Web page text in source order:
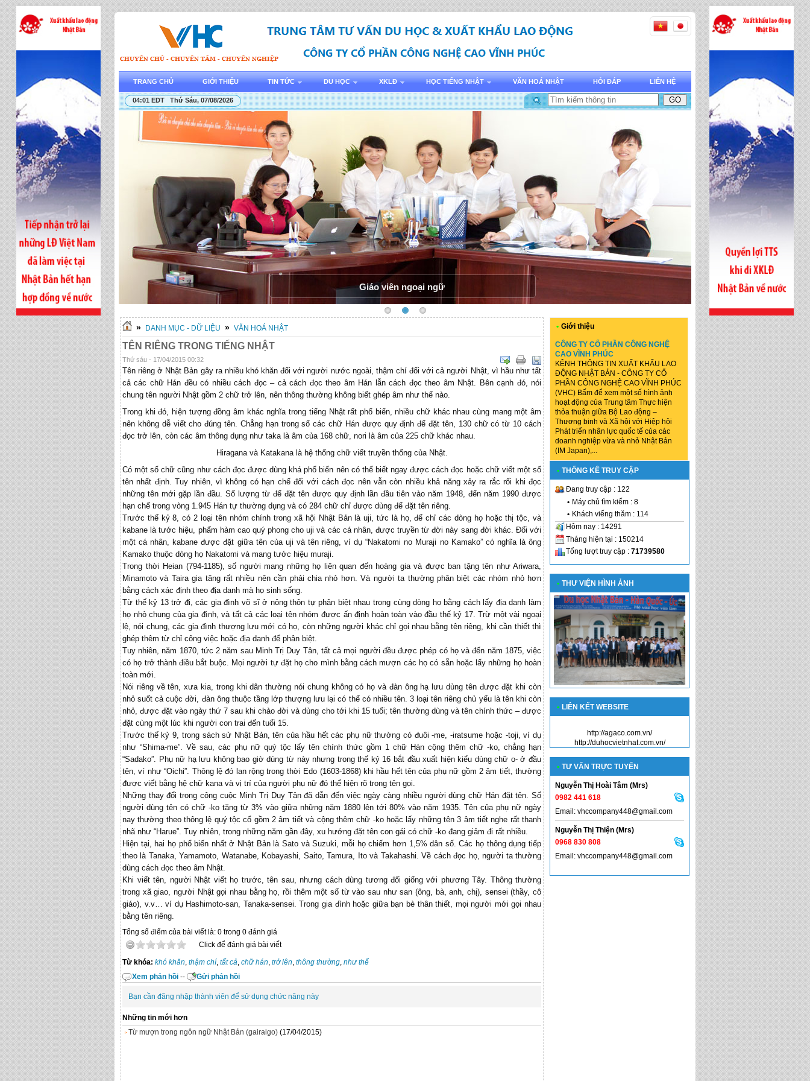
TRANG CHỦ GIỚI THIỆU TIN TỨC DU HỌC XKLĐ HỌC TIẾNG NHẬT VĂN HOÁ NHẬT HỎI ĐÁP LIÊN HỆ
04:01 EDT Thứ Sáu, 07/08/2026
Giáo viên ngoại ngữ
» DANH MỤC - DỮ LIỆU » VĂN HOÁ NHẬT
TÊN RIÊNG TRONG TIẾNG NHẬT
Thứ sáu - 17/04/2015 00:32
Tên riêng ở Nhật Bản gây ra nhiều khó khăn đối với người nước ngoài, thậm chí đối với cả người Nhật, vì hầu như tất
cả các chữ Hán đều có nhiều cách đọc – cả cách đọc theo âm Hán lẫn cách đọc theo âm Nhật. Bên cạnh đó, nói
chung tên người Nhật gồm 2 chữ trở lên, nên thông thường không biết ghép âm như thế nào.
Trong khi đó, hiện tượng đồng âm khác nghĩa trong tiếng Nhật rất phổ biến, nhiều chữ khác nhau cùng mang một âm
nên không dễ viết cho đúng tên. Chẳng hạn trong số các chữ Hán được quy định để đặt tên, 130 chữ có từ 10 cách
đọc trở lên, còn các âm thông dụng như taka là âm của 168 chữ, nori là âm của 225 chữ khác nhau.
Hiragana và Katakana là hệ thống chữ viết truyền thống của Nhật.
Có một số chữ cũng như cách đọc được dùng khá phổ biến nên có thể biết ngay được cách đọc hoặc chữ viết một số
tên nhất định. Tuy nhiên, vì không có hạn chế đối với cách đọc nên vẫn còn nhiều khả năng xảy ra rắc rối khi đọc
những tên mới gặp lần đầu. Số lượng từ để đặt tên được quy định lần đầu tiên vào năm 1948, đến năm 1990 được
hạn chế trong vòng 1.945 Hán tự thường dụng và có 284 chữ chỉ được dùng để đặt tên riêng.
Trước thế kỷ 8, có 2 loại tên nhóm chính trong xã hội Nhật Bản là uji, tức là họ, để chỉ các dòng họ hoặc thị tộc, và
kabane là tước hiệu, phẩm hàm cao quý phong cho uji và các cá nhân, được truyền từ đời này sang đời khác. Đối với
một cá nhân, kabane được đặt giữa tên của uji và tên riêng, ví dụ “Nakatomi no Muraji no Kamako” có nghĩa là ông
Kamako thuộc dòng họ Nakatomi và mang tước hiệu muraji.
Trong thời Heian (794-1185), số người mang những họ liên quan đến hoàng gia và được ban tặng tên như Ariwara,
Minamoto và Taira gia tăng rất nhiều nên cần phải chia nhỏ hơn. Và người ta thường phân biệt các nhóm nhỏ hơn
bằng cách xác định theo địa danh mà họ sinh sống.
Từ thế kỷ 13 trở đi, các gia đình võ sĩ ở nông thôn tự phân biệt nhau trong cùng dòng họ bằng cách lấy địa danh làm
họ nhỏ chung của gia đình, và tất cả các loại tên nhóm được ấn định hoàn toàn vào đầu thế kỷ 17. Trừ một vài ngoại
lệ, nói chung, các gia đình thượng lưu mới có họ, còn những người khác chỉ gọi nhau bằng tên riêng, khi cần thiết thì
ghép thêm từ chỉ công việc hoặc địa danh để phân biệt.
Tuy nhiên, năm 1870, tức 2 năm sau Minh Trị Duy Tân, tất cả mọi người đều được phép có họ và đến năm 1875, việc
có họ trở thành điều bắt buộc. Mọi người tự đặt họ cho mình bằng cách mượn các họ có sẵn hoặc lấy những họ hoàn
toàn mới.
Nói riêng về tên, xưa kia, trong khi dân thường nói chung không có họ và đàn ông hạ lưu dùng tên được đặt khi còn
nhỏ suốt cả cuộc đời, đàn ông thuộc tầng lớp thượng lưu lại có thể có nhiều tên. 3 loại tên riêng chủ yếu là tên khi còn
nhỏ, được đặt vào ngày thứ 7 sau khi chào đời và dùng cho tới khi 15 tuổi; tên thường dùng và tên chính thức – được
đặt cùng một lúc khi người con trai đến tuổi 15.
Trước thế kỷ 9, trong sách sử Nhật Bản, tên của hầu hết các phụ nữ thường có đuôi -me, -iratsume hoặc -toji, ví dụ
như “Shima-me”. Về sau, các phụ nữ quý tộc lấy tên chính thức gồm 1 chữ Hán cộng thêm chữ -ko, chẳng hạn
“Sadako”. Phụ nữ hạ lưu không bao giờ dùng từ này nhưng trong thế kỷ 16 bắt đầu xuất hiện kiểu dùng chữ o- ở đầu
tên, ví như “Oichi”. Thông lệ đó lan rộng trong thời Edo (1603-1868) khi hầu hết tên của phụ nữ gồm 2 âm tiết, thường
được viết bằng hệ chữ kana và vị trí của người phụ nữ đó thể hiện rõ trong tên gọi.
Những thay đổi trong công cuộc Minh Trị Duy Tân đã dẫn đến việc ngày càng nhiều người dùng chữ Hán đặt tên. Số
người dùng tên có chữ -ko tăng từ 3% vào giữa những năm 1880 lên tới 80% vào năm 1935. Tên của phụ nữ ngày
nay thường theo thông lệ quý tộc cổ gồm 2 âm tiết và cộng thêm chữ -ko hoặc lấy những tên 3 âm tiết nghe rất thanh
nhã như “Harue”. Tuy nhiên, trong những năm gần đây, xu hướng đặt tên con gái có chữ -ko đang giảm đi rất nhiều.
Hiện tại, hai họ phổ biến nhất ở Nhật Bản là Sato và Suzuki, mỗi họ chiếm hơn 1,5% dân số. Các họ thông dụng tiếp
theo là Tanaka, Yamamoto, Watanabe, Kobayashi, Saito, Tamura, Ito và Takahashi. Về cách đọc họ, người ta thường
dùng cách đọc theo âm Nhật.
Khi viết tên, người Nhật viết họ trước, tên sau, nhưng cách dùng tương đối giống với phương Tây. Thông thường
trong xã giao, người Nhật gọi nhau bằng họ, rồi thêm một số từ vào sau như san (ông, bà, anh, chị), sensei (thầy, cô
giáo), v.v… ví dụ Hashimoto-san, Tanaka-sensei. Trong gia đình hoặc giữa bạn bè thân thiết, mọi người mới gọi nhau
bằng tên riêng.
Tổng số điểm của bài viết là: 0 trong 0 đánh giá
Click để đánh giá bài viết
Từ khóa: khó khăn, thậm chí, tất cả, chữ hán, trở lên, thông thường, như thế
Xem phản hồi -- Gửi phản hồi
Bạn cần đăng nhập thành viên để sử dụng chức năng này
Những tin mới hơn
Từ mượn trong ngôn ngữ Nhật Bản (gairaigo) (17/04/2015)
• Giới thiệu
CÔNG TY CỔ PHẦN CÔNG NGHỆ
CAO VĨNH PHÚC
KÊNH THÔNG TIN XUẤT KHẨU LAO
ĐỘNG NHẬT BẢN - CÔNG TY CỔ
PHẦN CÔNG NGHỆ CAO VĨNH PHÚC
(VHC) Bấm để xem một số hình ảnh
hoạt động của Trung tâm Thực hiện
thỏa thuận giữa Bộ Lao động –
Thương binh và Xã hội với Hiệp hội
Phát triển nhân lực quốc tế của các
doanh nghiệp vừa và nhỏ Nhật Bản
(IM Japan),...
• THỐNG KÊ TRUY CẬP
Đang truy cập : 122
• Máy chủ tìm kiếm : 8
• Khách viếng thăm : 114
Hôm nay : 14291
Tháng hiện tại : 150214
Tổng lượt truy cập : 71739580
• THƯ VIỆN HÌNH ẢNH
• LIÊN KẾT WEBSITE
http://agaco.com.vn/
http://duhocvietnhat.com.vn/
• TƯ VẤN TRỰC TUYẾN
Nguyễn Thị Hoài Tâm (Mrs)
0982 441 618
Email: vhccompany448@gmail.com
Nguyễn Thị Thiện (Mrs)
0968 830 808
Email: vhccompany448@gmail.com